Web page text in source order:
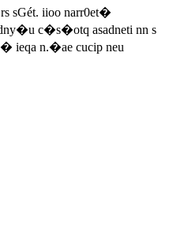
sGét. iioo narr0et�
c�s�otq asadneti nn s
ieqa n.�ae cucip neu